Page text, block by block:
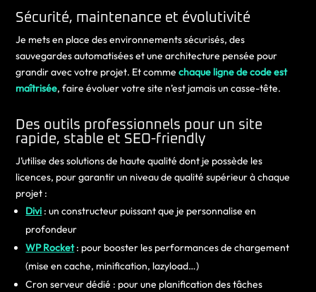
Sécurité, maintenance et évolutivité
Je mets en place des environnements sécurisés, des
sauvegardes automatisées et une architecture pensée pour
grandir avec votre projet. Et commechaque ligne de code est
maîtrisée, faire évoluer votre site n’est jamais un casse-tête.
Des outils professionnels pour un site
rapide, stable et SEO-friendly
J’utilise des solutions de haute qualité dont je possède les
licences, pour garantir un niveau de qualité supérieur à chaque
projet :
Divi : un constructeur puissant que je personnalise en
profondeur
WP Rocket: pour booster les performances de chargement
(mise en cache, minification, lazyload…)
Cron serveur dédié : pour une planification des tâches